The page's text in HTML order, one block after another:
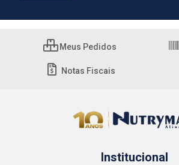
Meus Pedidos
Notas Fiscais
Institucional